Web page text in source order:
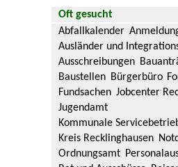
Oft gesucht
Abfallkalender
Ausländer und
Ausschreibungen
Baustellen Bürgerbüro
Fundsachen Jobcenter
Jugendamt
Kommunale
Kreis Recklinghausen
Ordnungsamt